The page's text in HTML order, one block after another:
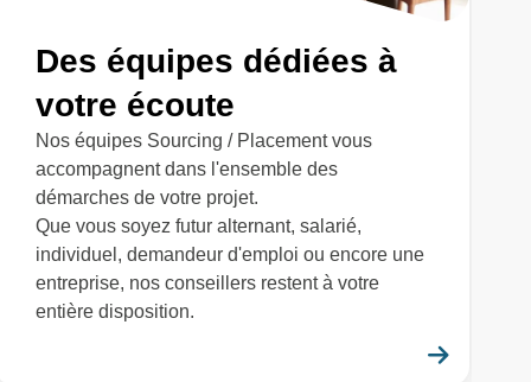
Des équipes dédiées à
votre écoute
Nos équipes Sourcing / Placement vous
accompagnent dans l'ensemble des
démarches de votre projet.
Que vous soyez futur alternant, salarié,
individuel, demandeur d'emploi ou encore une
entreprise, nos conseillers restent à votre
entière disposition.